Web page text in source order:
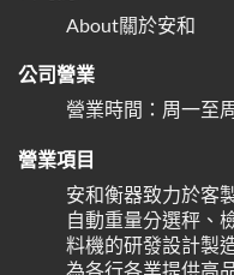
About關於安和
公司營業
營業時間：周一至
營業項目
安和衡器致力於客
自動重量分選秤、
料機的研發設計製
為各行各業提供高